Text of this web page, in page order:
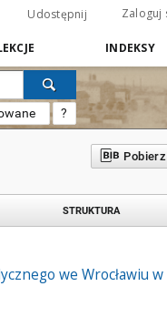
Udostępnij Zaloguj
INDEKSY
?
STRUKTURA
we Wrocławiu w